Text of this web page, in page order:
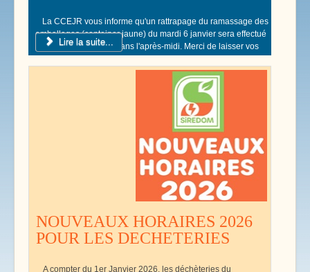
La CCEJR vous informe qu'un rattrapage du ramassage des
emballages (container jaune) du mardi 6 janvier sera effectué
le samedi 10 Janvier dans l'après-midi. Merci de laisser vos
poubelles jaunes devant votre domicile.
Lire la suite...
NOUVEAUX HORAIRES 2026
POUR LES DECHETERIES
A compter du 1er Janvier 2026, les déchèteries du